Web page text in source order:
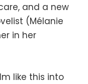
and a new
(Mélanie
in her
like this into